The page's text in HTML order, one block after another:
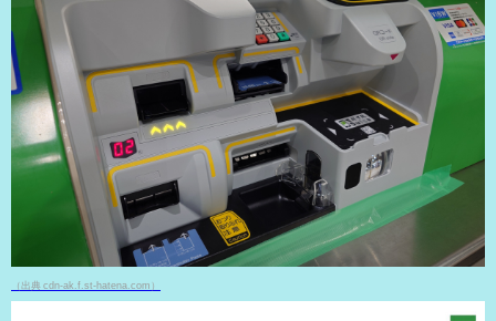
（出典 cdn-ak.f.st-hatena.com）